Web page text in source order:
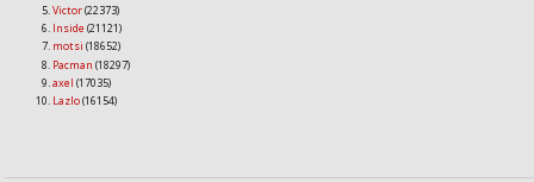
Victor(22373)
Inside (21121)
motsi (18652)
Pacman (18297)
axel (17035)
Lazlo(16154)